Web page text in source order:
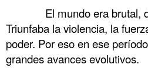
El mundo era brutal,
Triunfaba la violencia, la
poder. Por eso en ese
grandes avances evolutivos.